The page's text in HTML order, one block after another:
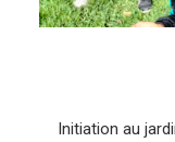
Initiation au